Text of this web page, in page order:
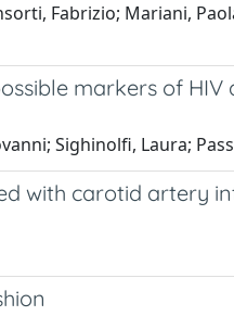
Fabrizio; Mariani,
markers of
Sighinolfi, Laura;
with carotid artery